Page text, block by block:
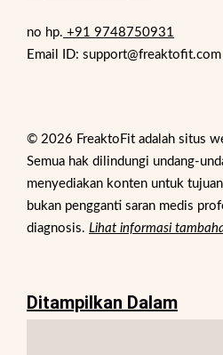
no hp. +91 9748750931
Email ID: support@freaktofit.com
© 2026 FreaktoFit adalah situs
Semua hak dilindungi undang-
menyediakan konten untuk
bukan pengganti saran medis
diagnosis. Lihat informasi
Ditampilkan Dalam